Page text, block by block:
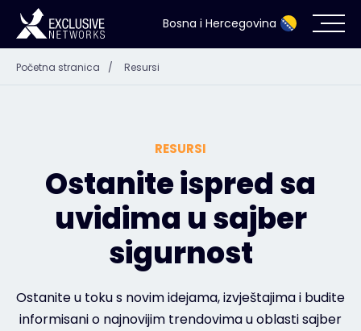
Bosna i Hercegovina
Resursi
Kompanija
Kontakt
Početna stranica / Resursi
RESURSI
Ostanite ispred sa
uvidima u sajber
sigurnost
Ostanite u toku s novim idejama, izvještajima i budite
informisani o najnovijim trendovima u oblasti sajber